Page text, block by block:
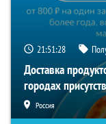
21:51:27
Доставка
городах
Россия